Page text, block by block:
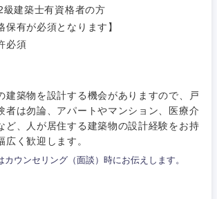
建築士有資格者の方
保有が必須となります】
必須
建築物を設計する機会がありますので、戸
者は勿論、アパートやマンション、医療介
ど、人が居住する建築物の設計経験をお持
広く歓迎します。
ウンセリング（面談）時にお伝えします。
北陸
富山県